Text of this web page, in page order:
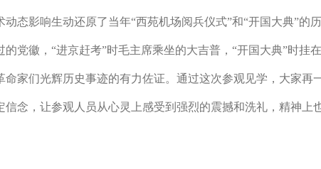
动态影响生动还原了当年“西苑机场阅兵仪式”和“开国大典”的
党徽，“进京赶考”时毛主席乘坐的大吉普，“开国大典”时挂
命家们光辉历史事迹的有力佐证。通过这次参观见学，大家
念，让参观人员从心灵上感受到强烈的震撼和洗礼，精神上